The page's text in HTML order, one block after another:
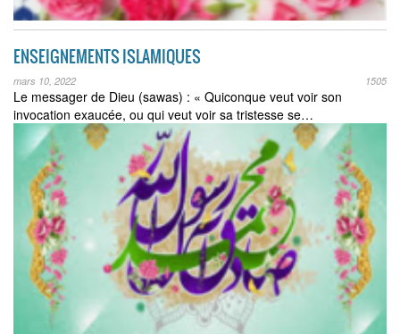
ENSEIGNEMENTS ISLAMIQUES
mars 10, 2022 1505
Le messager de Dieu (sawas) : « Quiconque veut voir son
invocation exaucée, ou qui veut voir sa tristesse se…